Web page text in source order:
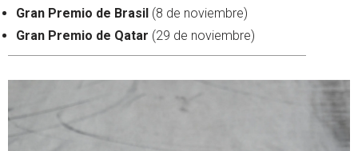
Gran Premio de Brasil (8 de noviembre)
Gran Premio de Qatar (29 de noviembre)